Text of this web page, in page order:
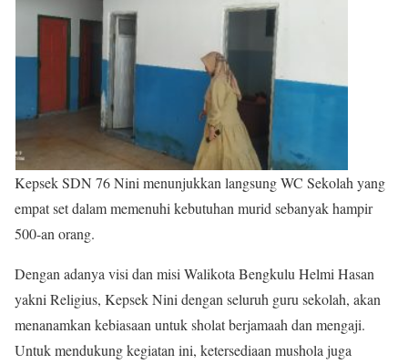
Kepsek SDN 76 Nini menunjukkan langsung WC Sekolah yang
empat set dalam memenuhi kebutuhan murid sebanyak hampir
500-an orang.
Dengan adanya visi dan misi Walikota Bengkulu Helmi Hasan
yakni Religius, Kepsek Nini dengan seluruh guru sekolah, akan
menanamkan kebiasaan untuk sholat berjamaah dan mengaji.
Untuk mendukung kegiatan ini, ketersediaan mushola juga